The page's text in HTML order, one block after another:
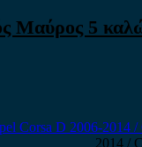
Μαύρος 5
2014 /